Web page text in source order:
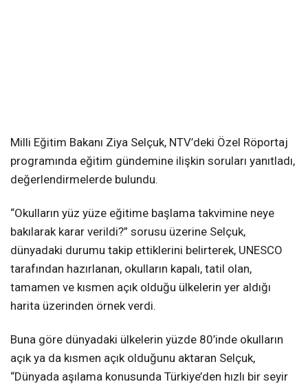
Milli Eğitim Bakanı Ziya Selçuk, NTV’deki Özel Röportaj
programında eğitim gündemine ilişkin soruları yanıtladı,
değerlendirmelerde bulundu.
“Okulların yüz yüze eğitime başlama takvimine neye
bakılarak karar verildi?” sorusu üzerine Selçuk,
dünyadaki durumu takip ettiklerini belirterek, UNESCO
tarafından hazırlanan, okulların kapalı, tatil olan,
tamamen ve kısmen açık olduğu ülkelerin yer aldığı
harita üzerinden örnek verdi.
Buna göre dünyadaki ülkelerin yüzde 80’inde okulların
açık ya da kısmen açık olduğunu aktaran Selçuk,
“Dünyada aşılama konusunda Türkiye’den hızlı bir seyir